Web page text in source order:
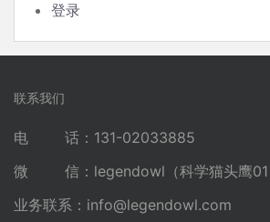
登录
联系我们
电 话：131-02033885
微 信：legendowl（科学猫头鹰01
业务联系： info@legendowl.com